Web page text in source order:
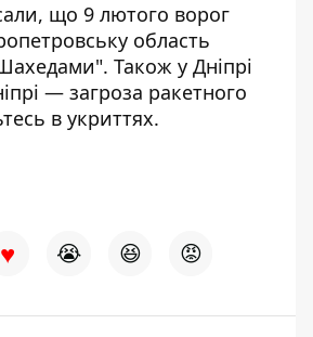
що 9 лютого ворог
область
Також у Дніпрі
— загроза ракетного
в укриттях.
♥ 😭 😆 😡